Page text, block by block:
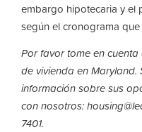
embargo hipotecaria y el
según el cronograma
Por favor tome en
de vivienda en
información sobre sus
con nosotros:
7401.